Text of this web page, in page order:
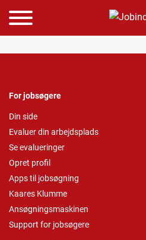
For jobsøgere
Din side
Evaluer din arbejdsplads
Se evalueringer
Opret profil
Apps til jobsøgning
Kaares Klumme
Ansøgningsmaskinen
Support for jobsøgere